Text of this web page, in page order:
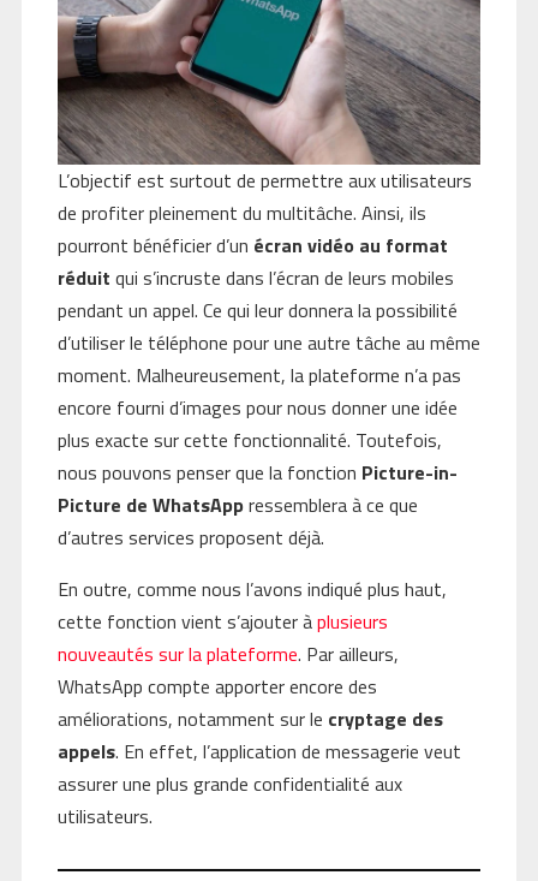
L’objectif est surtout de permettre aux utilisateurs
de profiter pleinement du multitâche. Ainsi, ils
pourront bénéficier d’un écran vidéo au format
réduit qui s’incruste dans l’écran de leurs mobiles
pendant un appel. Ce qui leur donnera la possibilité
d’utiliser le téléphone pour une autre tâche au même
moment. Malheureusement, la plateforme n’a pas
encore fourni d’images pour nous donner une idée
plus exacte sur cette fonctionnalité. Toutefois,
nous pouvons penser que la fonction Picture-in-
Picture de WhatsAppressemblera à ce que
d’autres services proposent déjà.
En outre, comme nous l’avons indiqué plus haut,
cette fonction vient s’ajouter àplusieurs
nouveautés sur la plateforme. Par ailleurs,
WhatsApp compte apporter encore des
améliorations, notamment sur le cryptage des
appels. En effet, l’application de messagerie veut
assurer une plus grande confidentialité aux
utilisateurs.